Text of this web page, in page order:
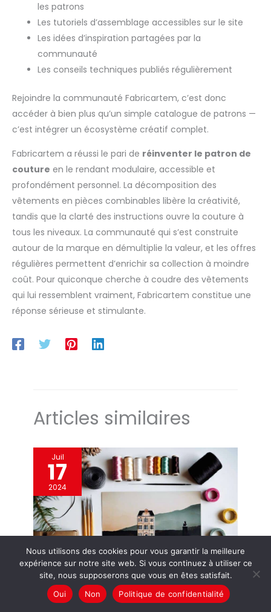
les patrons
Les tutoriels d’assemblage accessibles sur le site
Les idées d’inspiration partagées par la
communauté
Les conseils techniques publiés régulièrement
Rejoindre la communauté Fabricartem, c’est donc
accéder à bien plus qu’un simple catalogue de patrons —
c’est intégrer un écosystème créatif complet.
Fabricartem a réussi le pari de réinventer le patron de
couture en le rendant modulaire, accessible et
profondément personnel. La décomposition des
vêtements en pièces combinables libère la créativité,
tandis que la clarté des instructions ouvre la couture à
tous les niveaux. La communauté qui s’est construite
autour de la marque en démultiplie la valeur, et les offres
régulières permettent d’enrichir sa collection à moindre
coût. Pour quiconque cherche à coudre des vêtements
qui lui ressemblent vraiment, Fabricartem constitue une
réponse sérieuse et stimulante.
Articles similaires
Juil
17
2024
Astuce pour enfiler une surjeteuse facilement
Nous utilisons des cookies pour vous garantir la meilleure
expérience sur notre site web. Si vous continuez à utiliser ce
site, nous supposerons que vous en êtes satisfait.
Oui
Non Politique de confidentialité